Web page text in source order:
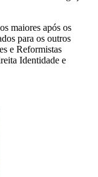
maiores após os
para os outros
e Reformistas
Identidade e